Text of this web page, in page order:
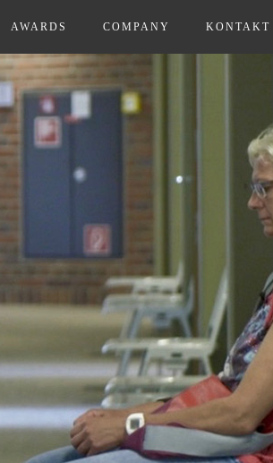
AWARDS COMPANY KONTAKT